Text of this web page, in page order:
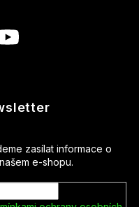
zasílat informace o
e-shopu.